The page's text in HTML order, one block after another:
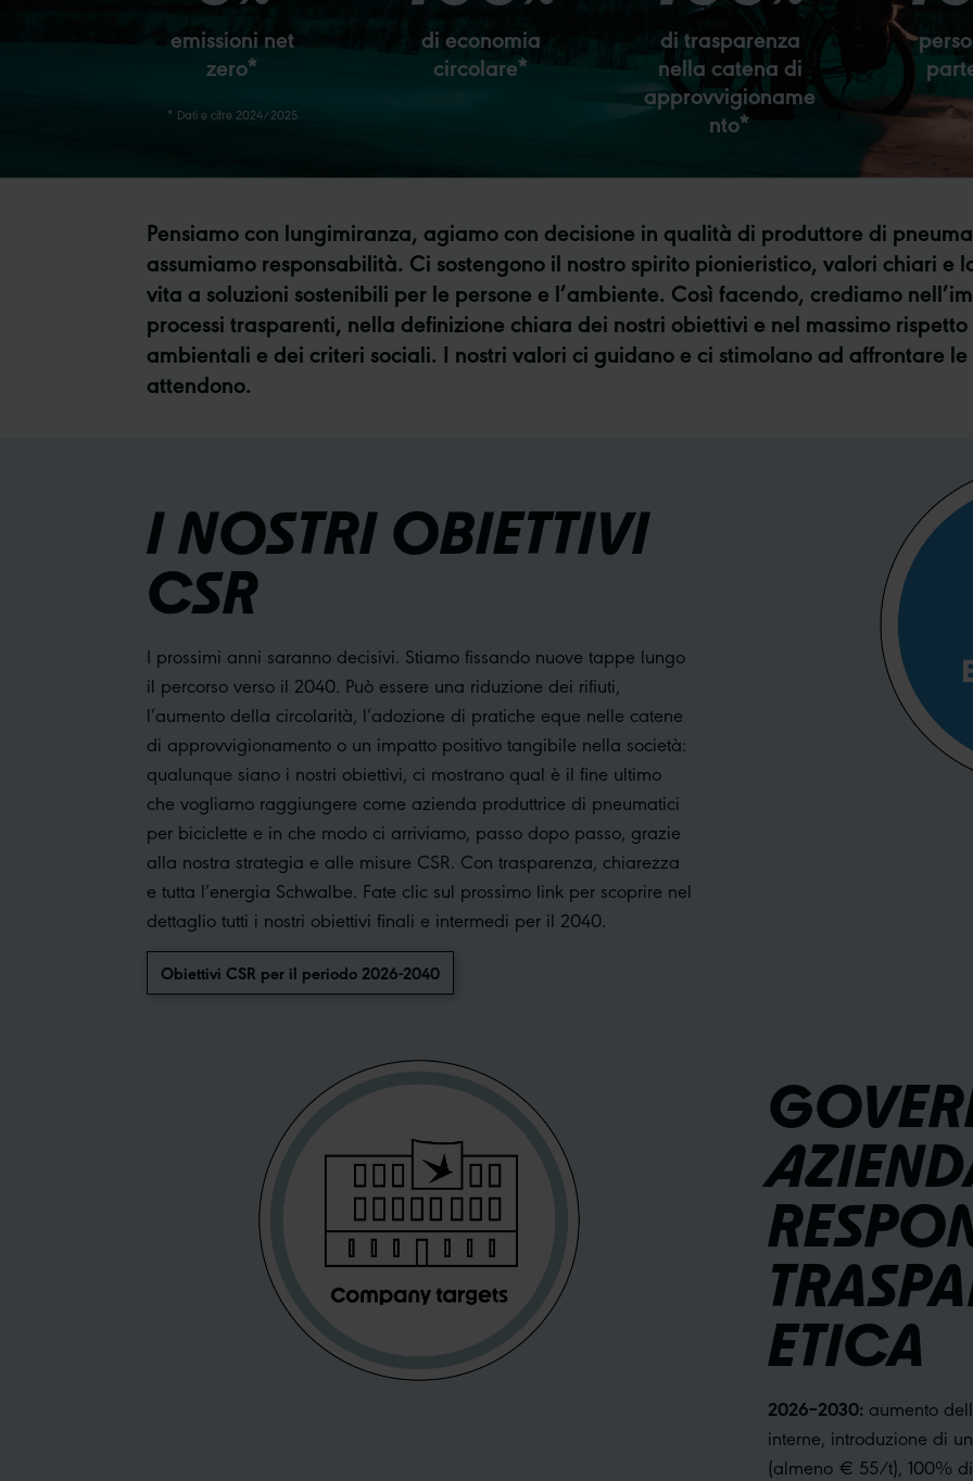
emissioni net
zero*
* Dati e cifre 2024/2025
di economia
circolare*
di trasparenza
nella catena di
approvvigioname
nto*
Pensiamo con lungimiranza, agiamo con decisione in qualità di produttore di
assumiamo responsabilità. Ci sostengono il nostro spirito pionieristico, valori chiari e
vita a soluzioni sostenibili per le persone e l’ambiente. Così facendo, crediamo
processi trasparenti, nella definizione chiara dei nostri obiettivi e nel massimo
ambientali e dei criteri sociali. I nostri valori ci guidano e ci stimolano ad affrontare le
attendono.
I NOSTRI OBIETTIVI
CSR
I prossimi anni saranno decisivi. Stiamo fissando nuove tappe lungo
il percorso verso il 2040. Può essere una riduzione dei rifiuti,
l’aumento della circolarità, l’adozione di pratiche eque nelle catene
di approvvigionamento o un impatto positivo tangibile nella società:
qualunque siano i nostri obiettivi, ci mostrano qual è il fine ultimo
che vogliamo raggiungere come azienda produttrice di pneumatici
per biciclette e in che modo ci arriviamo, passo dopo passo, grazie
alla nostra strategia e alle misure CSR. Con trasparenza, chiarezza
e tutta l’energia Schwalbe. Fate clic sul prossimo link per scoprire nel
dettaglio tutti i nostri obiettivi finali e intermedi per il 2040.
Obiettivi CSR per il periodo 2026-2040
ETICA
2026–2030: aumento
interne, introduzione di
(almeno € 55/t), 100%